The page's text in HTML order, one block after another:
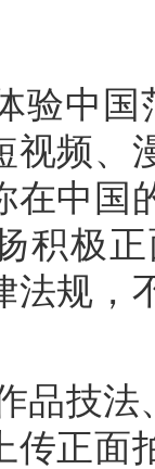
验中国
视频、
在中国
积极
法规，
品技
传正面